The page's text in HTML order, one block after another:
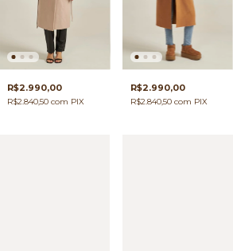
R$2.990,00
R$2.840,50com PIX
R$2.990,00
R$2.840,50 com PIX